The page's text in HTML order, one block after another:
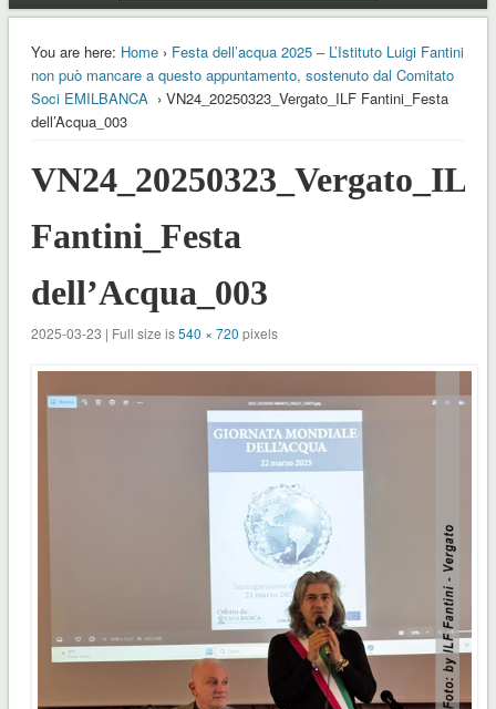
You are here: Home› Festa dell’acqua 2025 – L’Istituto Luigi Fantini
non può mancare a questo appuntamento, sostenuto dal Comitato
Soci EMILBANCA › VN24_20250323_Vergato_ILF Fantini_Festa
dell’Acqua_003
VN24_20250323_Vergato_ILF
Fantini_Festa
dell’Acqua_003
2025-03-23 | Full size is540 × 720 pixels